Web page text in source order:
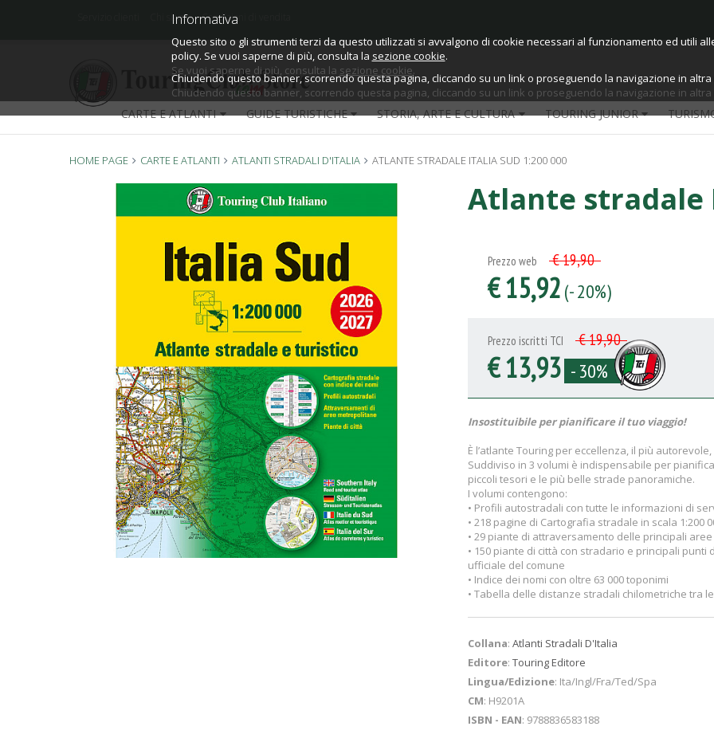
Informativa
Questo sito o gli strumenti terzi da questo utilizzati si avvalgono di cookie necessari al funzionamento ed utili
policy.
Se vuoi saperne di più, consulta la sezione cookie.
Chiudendo questo banner, scorrendo questa pagina, cliccando su un link o proseguendo la navigazione in altra
Informativa
Questo sito o gli strumenti terzi da questo utilizzati si avvalgono di cookie necessari al funzionamento ed utili
policy. Se vuoi saperne di più, consulta la sezione cookie.
Chiudendo questo banner, scorrendo questa pagina, cliccando su un link o proseguendo la navigazione in
Chi siamo Condizioni di vendita
CARTE E ATLANTI GUIDE TURISTICHE STORIA, ARTE E CULTURA TOURING JUNIOR
HOME PAGE CARTE E ATLANTI ATLANTI STRADALI D'ITALIA ATLANTE STRADALE ITALIA SUD 1:200 000
Atlante stradale
Prezzo web € 19,90
€ 15,92(- 20%)
Prezzo iscritti TCI € 19,90
€ 13,93 - 30%
Insostituibile per pianificare il tuo viaggio!
È l’atlante Touring per eccellenza, il più
Suddiviso in 3 volumi è indispensabile per
piccoli tesori e le più belle strade panoramiche.
I volumi contengono:
• Profili autostradali con tutte le informazioni di
• 218 pagine di Cartografia stradale in scala 1:200
• 29 piante di attraversamento delle principali
• 150 piante di città con stradario e principali
ufficiale del comune
• Indice dei nomi con oltre 63 000 toponimi
• Tabella delle distanze stradali chilometriche tra
Collana: Atlanti Stradali D'Italia
Editore: Touring Editore
Lingua/Edizione: Ita/Ingl/Fra/Ted/Spa
CM: H9201A
ISBN - EAN: 9788836583188